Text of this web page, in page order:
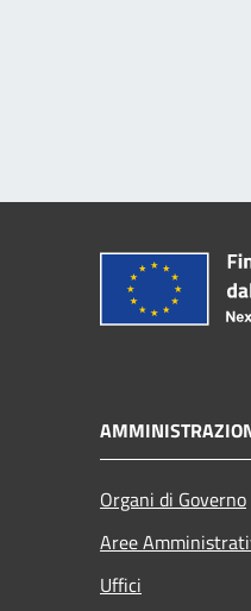
Organi di Governo
Aree
Uffici